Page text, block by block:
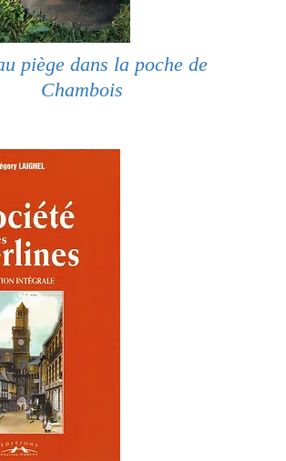
piège dans la poche de
Chambois